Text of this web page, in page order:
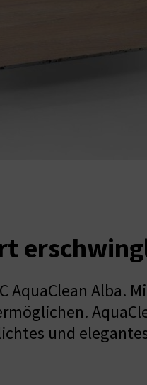
AquaClean Alba.
und